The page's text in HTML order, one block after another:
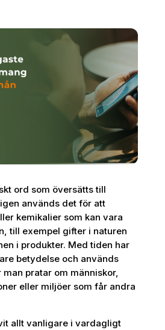
ord som översätts till
används det för att
kemikalier som kan vara
till exempel gifter i naturen
i produkter. Med tiden har
betydelse och används
man pratar om människor,
eller miljöer som får andra
allt vanligare i vardagligt